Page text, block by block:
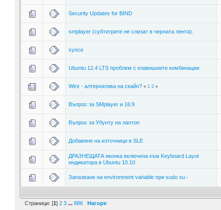
Security Updates for BIND
smplayer (субтитрите не слизат в черната лента).
synce
Ubuntu 12.4 LTS проблем с клавишните комбинации
Wire - алтернатива на скайп? « 1 2»
Въпрос за SMplayer и 16:9
Въпрос за Убунту на лаптоп
Добавяне на източници в SLE
ДРАЗНЕЩАТА иконка включена към Keyboard Layot
индикатора в Ubuntu 10.10
Запазване на environment variable при sudo su -
Страници: [1] 2 3 ... 886 Нагоре